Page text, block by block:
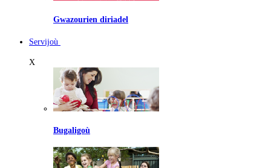
Gwazourien diriadel
Servijoù
X
Bugaligoù